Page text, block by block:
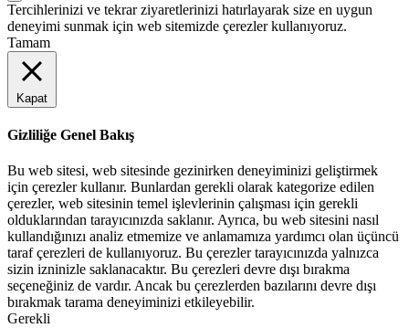
Tercihlerinizi ve tekrar ziyaretlerinizi hatırlayarak size en uygun
deneyimi sunmak için web sitemizde çerezler kullanıyoruz.
Tamam
Kapat
Gizliliğe Genel Bakış
Bu web sitesi, web sitesinde gezinirken deneyiminizi geliştirmek
için çerezler kullanır. Bunlardan gerekli olarak kategorize edilen
çerezler, web sitesinin temel işlevlerinin çalışması için gerekli
olduklarından tarayıcınızda saklanır. Ayrıca, bu web sitesini nasıl
kullandığınızı analiz etmemize ve anlamamıza yardımcı olan üçüncü
taraf çerezleri de kullanıyoruz. Bu çerezler tarayıcınızda yalnızca
sizin izninizle saklanacaktır. Bu çerezleri devre dışı bırakma
seçeneğiniz de vardır. Ancak bu çerezlerden bazılarını devre dışı
bırakmak tarama deneyiminizi etkileyebilir.
Gerekli